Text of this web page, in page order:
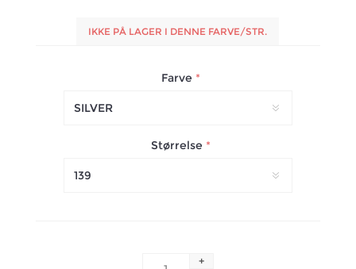
IKKE PÅ LAGER I DENNE FARVE/STR.
Farve *
Størrelse *
+